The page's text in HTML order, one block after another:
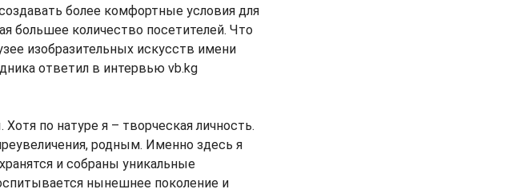
более комфортные условия для
большее количество посетителей. Что
изобразительных искусств имени
ответил в интервью vb.kg
по натуре я – творческая личность.
родным. Именно здесь я
и собраны уникальные
нынешнее поколение и